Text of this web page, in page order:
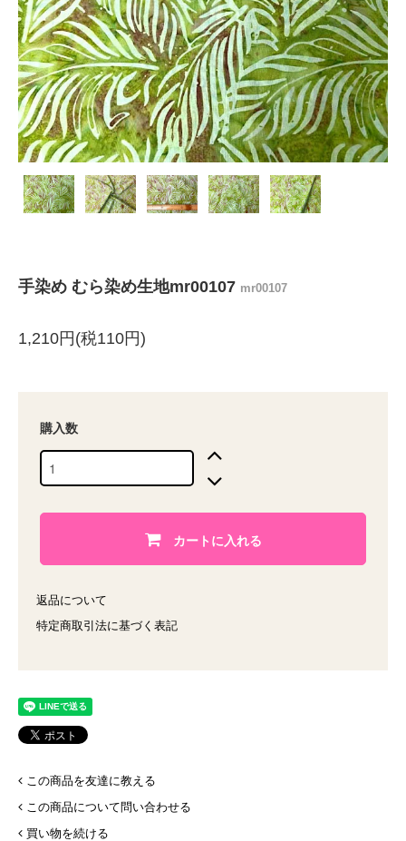
手染め むら染め生地mr00107 mr00107
1,210円(税110円)
購入数
カートに入れる
返品について
特定商取引法に基づく表記
この商品を友達に教える
この商品について問い合わせる
買い物を続ける